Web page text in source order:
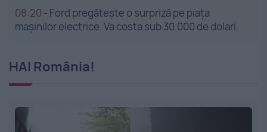
08:20 - Ford pregătește o surpriză pe piața
mașinilor electrice. Va costa sub 30.000 de dolari
HAI România!